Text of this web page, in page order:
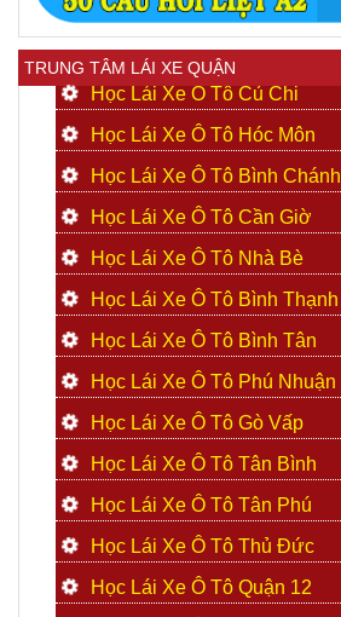
TRUNG TÂM LÁI XE QUẬN
Học Lái Xe Ô Tô Củ Chi
Học Lái Xe Ô Tô Hóc Môn
Học Lái Xe Ô Tô Bình Chánh
Học Lái Xe Ô Tô Cần Giờ
Học Lái Xe Ô Tô Nhà Bè
Học Lái Xe Ô Tô Bình Thạnh
Học Lái Xe Ô Tô Bình Tân
Học Lái Xe Ô Tô Phú Nhuận
Học Lái Xe Ô Tô Gò Vấp
Học Lái Xe Ô Tô Tân Bình
Học Lái Xe Ô Tô Tân Phú
Học Lái Xe Ô Tô Thủ Đức
Học Lái Xe Ô Tô Quận 12